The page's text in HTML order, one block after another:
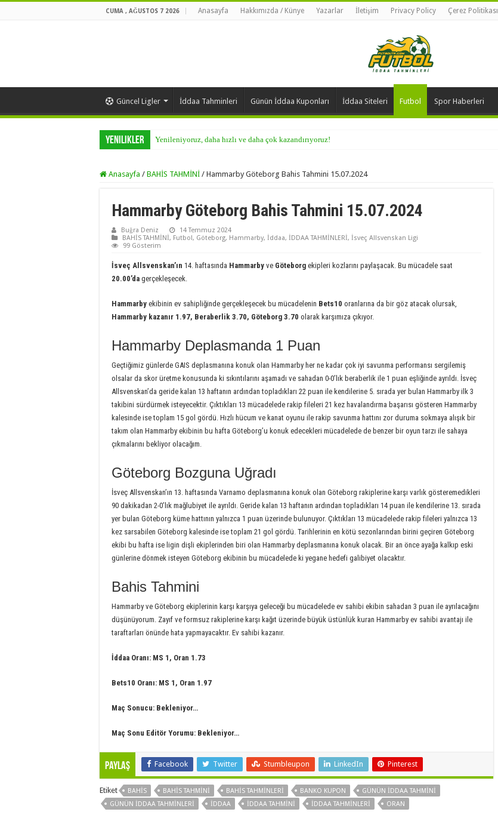
CUMA , AĞUSTOS 7 2026 Anasayfa Hakkımızda / Künye Yazarlar İletişim Privacy Policy Çerez Politikası
Güncel Ligler İddaa Tahminleri Günün İddaa Kuponları İddaa Siteleri Futbol Spor Haberleri
Yenilikler Yenileniyoruz, daha hızlı ve daha çok kazandırıyoruz!
Anasayfa / BAHİS TAHMİNİ / Hammarby Göteborg Bahis Tahmini 15.07.2024
Hammarby Göteborg Bahis Tahmini 15.07.2024
Buğra Deniz
14 Temmuz 2024
BAHİS TAHMİNİ, Futbol, Göteborg, Hammarby, İddaa, İDDAA TAHMİNLERİ, İsveç Allsvenskan Ligi
99 Gösterim
İsveç Allsvenskan’ın 14. haftasında Hammarby ve Göteborg ekipleri kozlarını paylaşacak. Bu mücadele saat
20.00’da gerçekleşecek.
Hammarby ekibinin ev sahipliğinde gerçekleşecek bu mücadelenin Bets10 oranlarına da bir göz atacak olursak,
Hammarby kazanır 1.97, Beraberlik 3.70, Göteborg 3.70 olarak karşımıza çıkıyor.
Hammarby Deplasmanda 1 Puan
Geçtiğimiz günlerde GAIS deplasmanına konuk olan Hammarby her ne kadar çok iyi savunma performansı sergilemiş
olsalar da skor üretme konusunda ki sıkıntılarını aşamadı ve sahadan 0-0’lık beraberlik ile 1 puan eşliğinde ayrıldı. İsveç
Allsvenskan’da geride kalan 13 haftanın ardından topladıkları 22 puan ile kendilerine 5. sırada yer bulan Hammarby ilk 3
takibini sürdürmek isteyecektir. Çıktıkları 13 mücadelede rakip fileleri 21 kez havalandırma başarısı gösteren Hammarby
kalesinde ise toplam 15 gol gördü. Hızlı hücum ve kanat oyunu ile rakip savunma hattını zor duruma sokmaya alışık bir
takım olan Hammarby ekibinin bu hafta Göteborg’u konuk edecekleri mücadelede de benzer bir oyun tarzı ile sahaya
çıkmalarını bekliyor olacağım.
Göteborg Bozguna Uğradı
İsveç Allsvenskan’ın 13. haftasında Varnamo deplasmanına konuk olan Göteborg rakiplerine karşı varlık gösteremedikleri
90 dakikadan 2-0’lık mağlubiyet ile ayrıldı. Geride kalan 13 haftanın ardından topladıkları 14 puan ile kendilerine 13. sırada
yer bulan Göteborg küme hattının yalnızca 1 puan üzerinde bulunuyor. Çıktıkları 13 mücadelede rakip fileleri yalnızca 13
kez sarsabilen Göteborg kalesinde ise toplam 21 gol gördü. Tarihlerinin en kötü sezonlarından birini geçiren Göteborg
ekibi bu hafta ise ligin dişli ekiplerinden biri olan Hammarby deplasmanına konuk olacak. Bir an önce ayağa kalkıp eski
günlerine dönmek isteyen Göteborg ekibinin bu mücadelede ki yegane hedefi galibiyet olacaktır.
Bahis Tahmini
Hammarby ve Göteborg ekiplerinin karşı karşıya geleceği bu mücadelede ev sahibi ekibin sahadan 3 puan ile ayrılacağını
düşünüyorum. Zayıf ve formsuz rakiplerine karşı kağıt üzerinde büyük üstünlük kuran Hammarby ev sahibi avantajı ile
taraftarları önünde hata yapmayacaktır. Ev sahibi kazanır.
İddaa Oranı: MS 1, Oran 1.73
Bets10 Oranı: MS 1, Oran 1.97
Maç Sonucu: Bekleniyor…
Maç Sonu Editör Yorumu: Bekleniyor…
Paylaş Facebook Twitter Stumbleupon LinkedIn Pinterest
Etiket BAHIS BAHIS TAHMINI BAHIS TAHMINLERI BANKO KUPON
GÜNÜN IDDAA TAHMINI
GÜNÜN IDDAA TAHMINLERI
IDDAA IDDAA TAHMINI IDDAA TAHMINLERI ORAN